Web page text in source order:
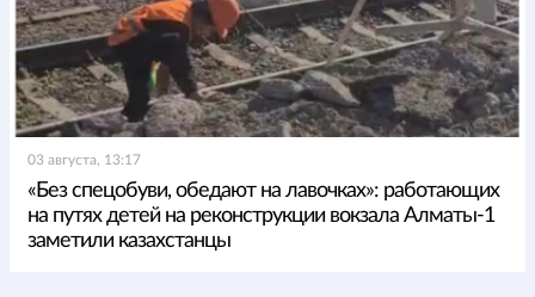
03 августа, 13:17
«Без спецобуви, обедают на лавочках»: работающих
на путях детей на реконструкции вокзала Алматы-1
заметили казахстанцы